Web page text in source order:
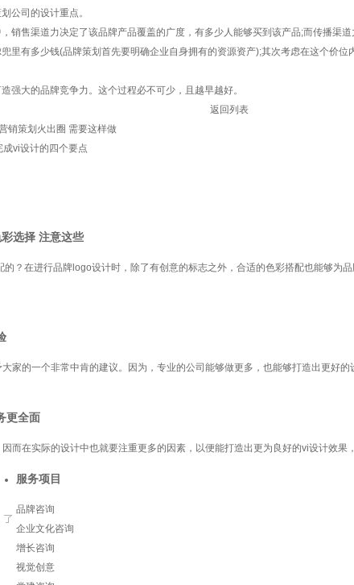
公司的设计重点。
售渠道力决定了该品牌产品覆盖的广度，有多少人能够买到该产品;而传播渠道
有多少钱(品牌策划首先要明确企业自身拥有的资源资产);其次考虑在这个价位
大的品牌竞争力。这个过程必不可少，且越早越好。
返回列表
销策划火出圈 需要这样做
vi设计的四个要点
选择 注意这些
？在进行品牌logo设计时，除了有创意的标志之外，合适的色彩搭配也能够
家的一个非常中肯的建议。因为，专业的公司能够做更多，也能够打造出更好的
更全面
而在实际的设计中也就要注重更多的因素，以便能打造出更为良好的vi设计效果
服务项目
品牌咨询
企业文化咨询
增长咨询
视觉创意